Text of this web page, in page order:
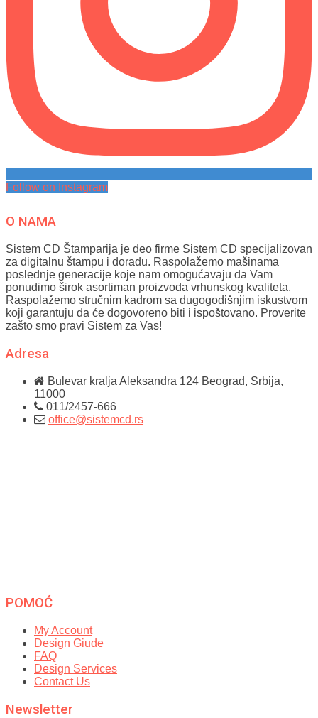
Follow on Instagram
O NAMA
Sistem CD Štamparija je deo firme Sistem CD specijalizovan
za digitalnu štampu i doradu. Raspolažemo mašinama
poslednje generacije koje nam omogućavaju da Vam
ponudimo širok asortiman proizvoda vrhunskog kvaliteta.
Raspolažemo stručnim kadrom sa dugogodišnjim iskustvom
koji garantuju da će dogovoreno biti i ispoštovano. Proverite
zašto smo pravi Sistem za Vas!
Adresa
Bulevar kralja Aleksandra 124 Beograd, Srbija,
11000
011/2457-666
office@sistemcd.rs
POMOĆ
My Account
Design Giude
FAQ
Design Services
Contact Us
Newsletter